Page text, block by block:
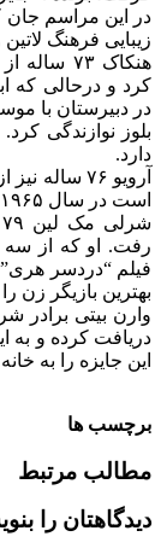
در این مراسم جان
زیبایی فرهنگ
هنکاک
کرد و درحالی که
در دبیرستان با
دارد.
آرویو ۷۶
است در سال ۱۹۶۵ با بردن “آیدا” بر صحنه به شهرت رسید.
فیلم “دردسر هری”
بهترین بازیگر زن را در سال
وارن بیتی برادر
دریافت کرده و به
این جایزه را به
برچسب ها
مطالب مرتبط
دیدگاهتان را